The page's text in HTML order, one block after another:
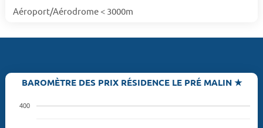
Aéroport/Aérodrome < 3000m
BAROMÈTRE DES PRIX RÉSIDENCE LE PRÉ MALIN ★
400